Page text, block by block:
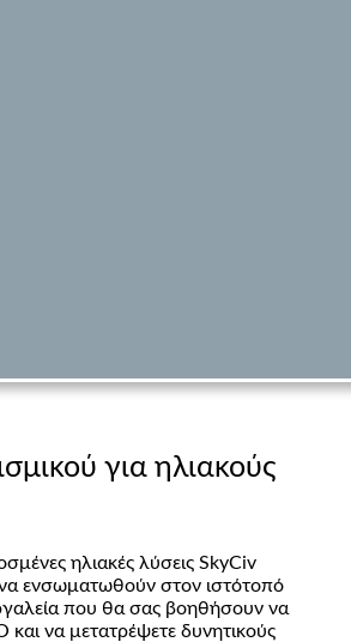
για ηλιακούς
ηλιακές λύσεις SkyCiv
ενσωματωθούν στον ιστότοπό
που θα σας βοηθήσουν να
και να μετατρέψετε δυνητικούς